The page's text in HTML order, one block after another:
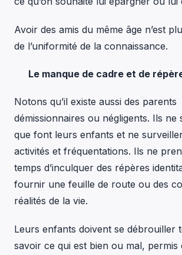
Avoir des amis du même âge n’est
de l’uniformité de la connaissance.
Le manque de cadre et de
Notons qu’il existe aussi des parents
démissionnaires ou négligents. Ils ne
que font leurs enfants et ne
activités et fréquentations. Ils ne
temps d’inculquer des répères
fournir une feuille de route ou des
réalités de la vie.
Leurs enfants doivent se débrouiller
savoir ce qui est bien ou mal, permis